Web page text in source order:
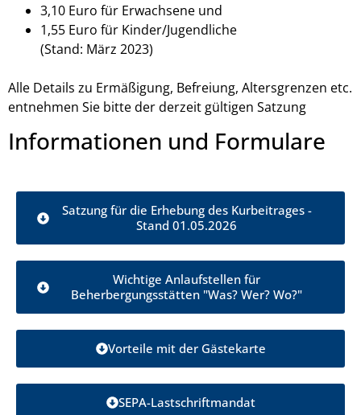
3,10 Euro für Erwachsene und
1,55 Euro für Kinder/Jugendliche
(Stand: März 2023)
Alle Details zu Ermäßigung, Befreiung, Altersgrenzen etc.
entnehmen Sie bitte der derzeit gültigen Satzung
Informationen und Formulare
Satzung für die Erhebung des Kurbeitrages -
Stand 01.05.2026
Wichtige Anlaufstellen für
Beherbergungsstätten "Was? Wer? Wo?"
Vorteile mit der Gästekarte
SEPA-Lastschriftmandat